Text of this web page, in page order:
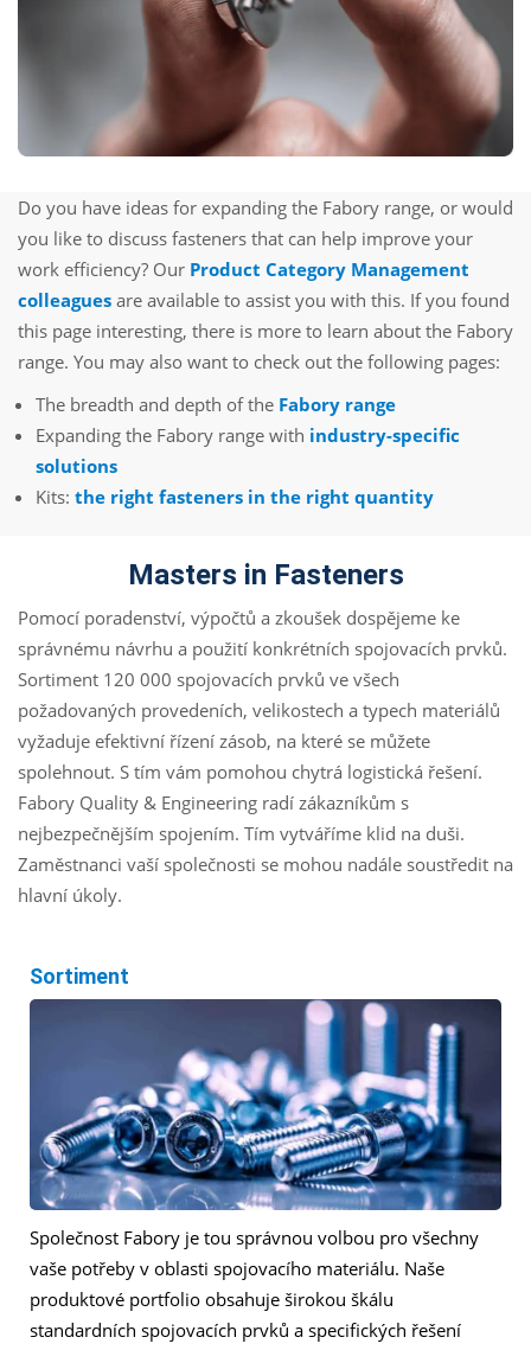
Do you have ideas for expanding the Fabory range, or would
you like to discuss fasteners that can help improve your
work efficiency? Our Product Category Management
colleagues are available to assist you with this. If you found
this page interesting, there is more to learn about the Fabory
range. You may also want to check out the following pages:
The breadth and depth of the Fabory range
Expanding the Fabory range with industry-specific
solutions
Kits: the right fasteners in the right quantity
Masters in Fasteners
Pomocí poradenství, výpočtů a zkoušek dospějeme ke
správnému návrhu a použití konkrétních spojovacích prvků.
Sortiment 120 000 spojovacích prvků ve všech
požadovaných provedeních, velikostech a typech materiálů
vyžaduje efektivní řízení zásob, na které se můžete
spolehnout. S tím vám pomohou chytrá logistická řešení.
Fabory Quality & Engineering radí zákazníkům s
nejbezpečnějším spojením. Tím vytváříme klid na duši.
Zaměstnanci vaší společnosti se mohou nadále soustředit na
hlavní úkoly.
Sortiment
Společnost Fabory je tou správnou volbou pro všechny
vaše potřeby v oblasti spojovacího materiálu. Naše
produktové portfolio obsahuje širokou škálu
standardních spojovacích prvků a specifických řešení